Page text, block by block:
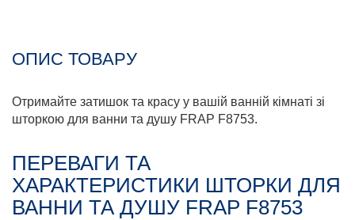
ОПИС ТОВАРУ
Отримайте затишок та красу у вашій ванній кімнаті зі
шторкою для ванни та душу FRAP F8753.
ПЕРЕВАГИ ТА
ХАРАКТЕРИСТИКИ ШТОРКИ ДЛЯ
ВАННИ ТА ДУШУ FRAP F8753